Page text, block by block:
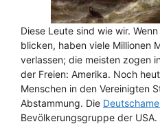
Diese Leute sind wie wir.
blicken, haben viele Millionen
verlassen; die meisten zogen
der Freien: Amerika. Noch
Menschen in den Vereinigten
Abstammung. Die
Bevölkerungsgruppe der USA.